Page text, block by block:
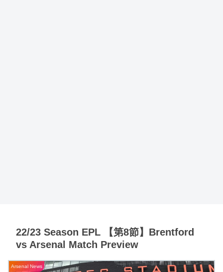
22/23 Season EPL 【第8節】Brentford
vs Arsenal Match Preview
Arsenal News